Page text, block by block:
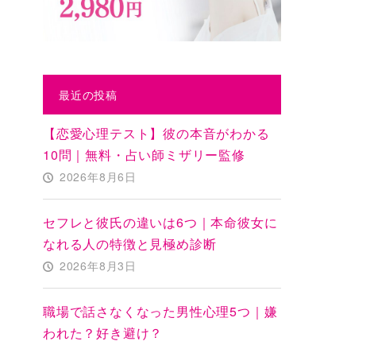
最近の投稿
【恋愛心理テスト】彼の本音がわかる
10問｜無料・占い師ミザリー監修
2026年8月6日
セフレと彼氏の違いは6つ｜本命彼女に
なれる人の特徴と見極め診断
2026年8月3日
職場で話さなくなった男性心理5つ｜嫌
われた？好き避け？